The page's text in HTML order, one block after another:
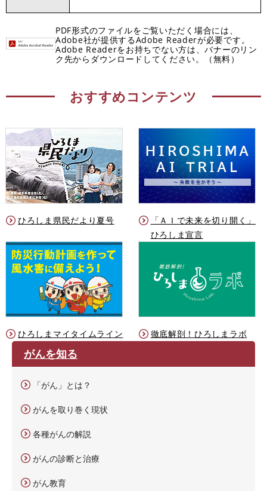
PDF形式のファイルをご覧いただく場合には、
Adobe社が提供するAdobe Readerが必要です。
Adobe Readerをお持ちでない方は、バナーのリン
ク先からダウンロードしてください。（無料）
おすすめコンテンツ
ひろしま県民だより夏号
「ＡＩで未来を切り開く」
ひろしま宣言
ひろしまマイタイムライン 徹底解剖！ひろしまラボ
がんを知る
「がん」とは？
がんを取り巻く現状
各種がんの解説
がんの診断と治療
がん教育